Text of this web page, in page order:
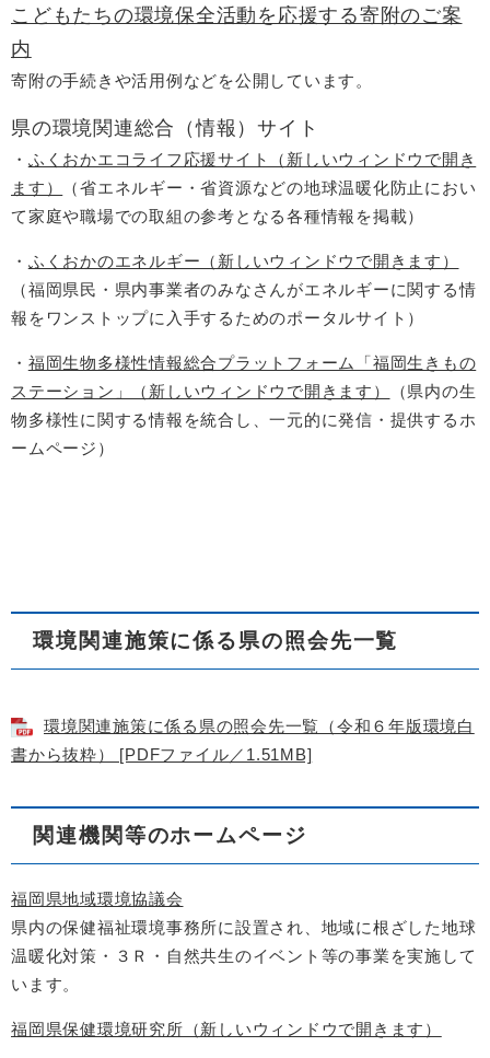
こどもたちの環境保全活動を応援する寄附のご案
内
寄附の手続きや活用例などを公開しています。
県の環境関連総合（情報）サイト
・ ふくおかエコライフ応援サイト（新しいウィンドウで開き
ます）
（省エネルギー・省資源などの地球温暖化防止におい
て家庭や職場での取組の参考となる各種情報を掲載）
・ ふくおかのエネルギー（新しいウィンドウで開きます）
（福岡県民・県内事業者のみなさんがエネルギーに関する情
報をワンストップに入手するためのポータルサイト）
・ 福岡生物多様性情報総合プラットフォーム「福岡生きもの
ステーション」（新しいウィンドウで開きます）
（県内の生
物多様性に関する情報を統合し、一元的に発信・提供するホ
ームページ）
環境関連施策に係る県の照会先一覧
環境関連施策に係る県の照会先一覧（令和６年版環境白
書から抜粋） [PDFファイル／1.51MB]
関連機関等のホームページ
福岡県地域環境協議会
県内の保健福祉環境事務所に設置され、地域に根ざした地球
温暖化対策・３Ｒ・自然共生のイベント等の事業を実施して
います。
福岡県保健環境研究所（新しいウィンドウで開きます）